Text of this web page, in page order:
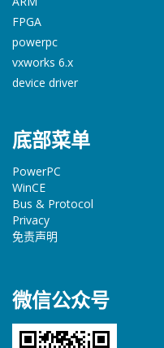
FPGA
powerpc
vxworks 6.x
device driver
底部菜单
PowerPC
WinCE
Bus & Protocol
Privacy
免责声明
微信公众号